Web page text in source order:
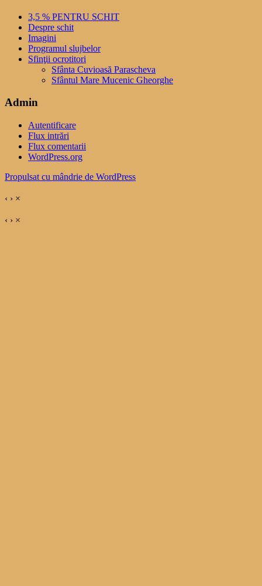
3,5 % PENTRU SCHIT
Despre schit
Imagini
Programul slujbelor
Sfinţii ocrotitori
Sfânta Cuvioasă Parascheva
Sfântul Mare Mucenic Gheorghe
Admin
Autentificare
Flux intrări
Flux comentarii
WordPress.org
Propulsat cu mândrie de WordPress
‹ › ×
‹ › ×